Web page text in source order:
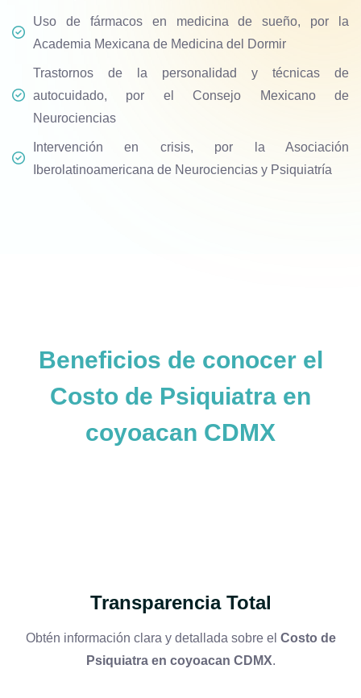
Uso de fármacos en medicina de sueño, por la
Academia Mexicana de Medicina del Dormir
Trastornos de la personalidad y técnicas de
autocuidado, por el Consejo Mexicano de
Neurociencias
Intervención en crisis, por la Asociación
Iberolatinoamericana de Neurociencias y Psiquiatría
Beneficios de conocer el
Costo de Psiquiatra en
coyoacan CDMX
Transparencia Total
Obtén información clara y detallada sobre el Costo de
Psiquiatra en coyoacan CDMX.